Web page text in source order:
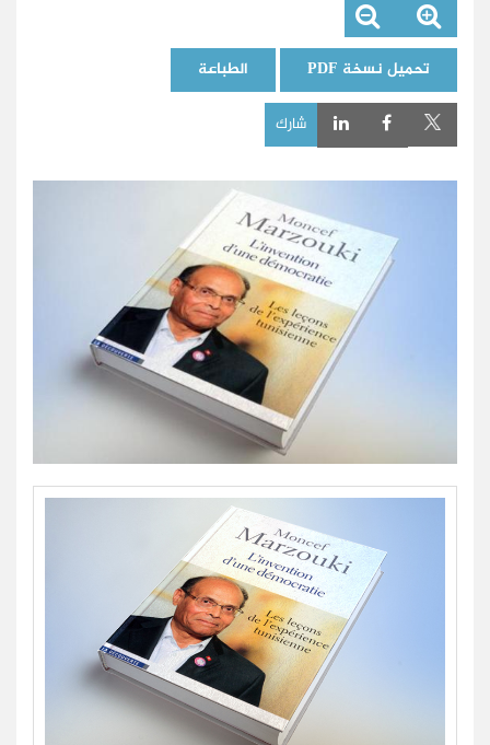
تحميل نسخة PDF الطباعة
شارك